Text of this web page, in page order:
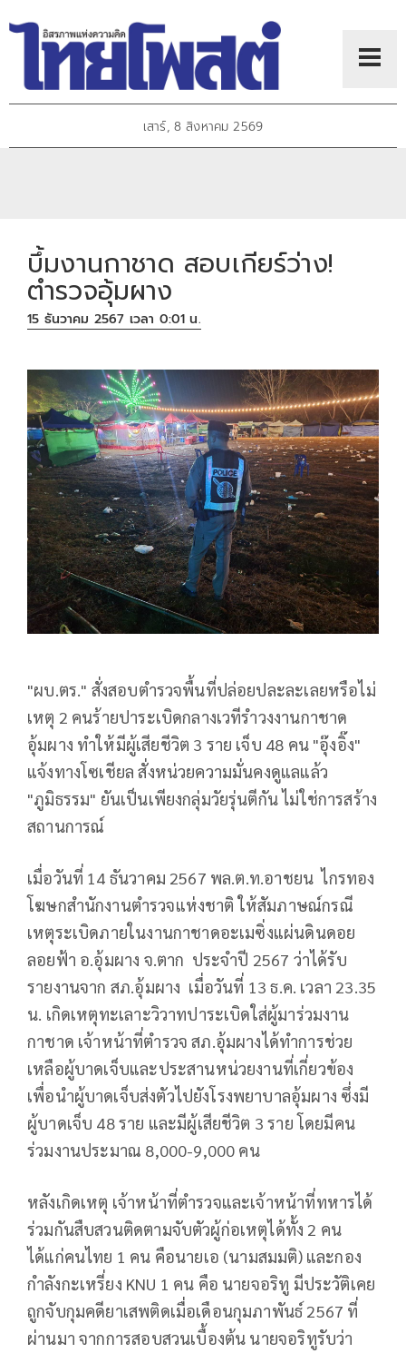
เสาร์, 8 สิงหาคม 2569
บึ้มงานกาชาด สอบเกียร์ว่าง!
ตำรวจอุ้มผาง
15 ธันวาคม 2567 เวลา 0:01 น.
"ผบ.ตร." สั่งสอบตำรวจพื้นที่ปล่อยปละละเลยหรือไม่
เหตุ 2 คนร้ายปาระเบิดกลางเวทีรำวงงานกาชาด
อุ้มผาง ทำให้มีผู้เสียชีวิต 3 ราย เจ็บ 48 คน "อุ๊งอิ๊ง"
แจ้งทางโซเชียล สั่งหน่วยความมั่นคงดูแลแล้ว
"ภูมิธรรม" ยันเป็นเพียงกลุ่มวัยรุ่นตีกัน ไม่ใช่การสร้าง
สถานการณ์
เมื่อวันที่ 14 ธันวาคม 2567 พล.ต.ท.อาชยน ไกรทอง
โฆษกสำนักงานตำรวจแห่งชาติ ให้สัมภาษณ์กรณี
เหตุระเบิดภายในงานกาชาดอะเมซิ่งแผ่นดินดอย
ลอยฟ้า อ.อุ้มผาง จ.ตาก ประจำปี 2567 ว่าได้รับ
รายงานจาก สภ.อุ้มผาง เมื่อวันที่ 13 ธ.ค. เวลา 23.35
น. เกิดเหตุทะเลาะวิวาทปาระเบิดใส่ผู้มาร่วมงาน
กาชาด เจ้าหน้าที่ตำรวจ สภ.อุ้มผางได้ทำการช่วย
เหลือผู้บาดเจ็บและประสานหน่วยงานที่เกี่ยวข้อง
เพื่อนำผู้บาดเจ็บส่งตัวไปยังโรงพยาบาลอุ้มผาง ซึ่งมี
ผู้บาดเจ็บ 48 ราย และมีผู้เสียชีวิต 3 ราย โดยมีคน
ร่วมงานประมาณ 8,000-9,000 คน
หลังเกิดเหตุ เจ้าหน้าที่ตำรวจและเจ้าหน้าที่ทหารได้
ร่วมกันสืบสวนติดตามจับตัวผู้ก่อเหตุได้ทั้ง 2 คน
ได้แก่คนไทย 1 คน คือนายเอ (นามสมมติ) และกอง
กำลังกะเหรี่ยง KNU 1 คน คือ นายจอริทู มีประวัติเคย
ถูกจับกุมคดียาเสพติดเมื่อเดือนกุมภาพันธ์ 2567 ที่
ผ่านมา จากการสอบสวนเบื้องต้น นายจอริทูรับว่า